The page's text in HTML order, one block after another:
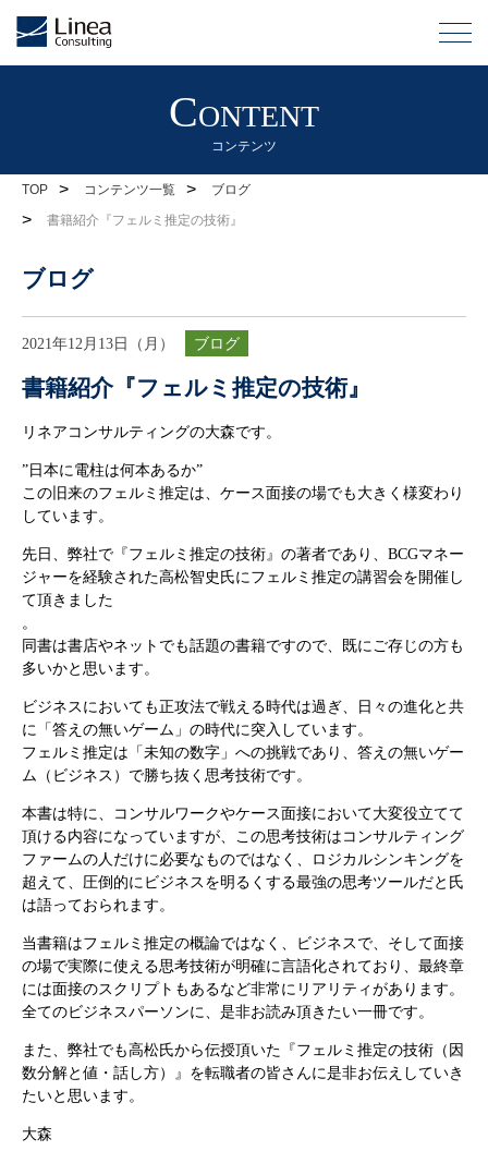
Content
コンテンツ
TOP > コンテンツ一覧 > ブログ
> 書籍紹介『フェルミ推定の技術』
ブログ
2021年12月13日（月） ブログ
書籍紹介『フェルミ推定の技術』
リネアコンサルティングの大森です。
”日本に電柱は何本あるか”
この旧来のフェルミ推定は、ケース面接の場でも大きく様変わり
しています。
先日、弊社で『フェルミ推定の技術』の著者であり、BCGマネー
ジャーを経験された高松智史氏にフェルミ推定の講習会を開催し
て頂きました
。
同書は書店やネットでも話題の書籍ですので、既にご存じの方も
多いかと思います。
ビジネスにおいても正攻法で戦える時代は過ぎ、日々の進化と共
に「答えの無いゲーム」の時代に突入しています。
フェルミ推定は「未知の数字」への挑戦であり、答えの無いゲー
ム（ビジネス）で勝ち抜く思考技術です。
本書は特に、コンサルワークやケース面接において大変役立てて
頂ける内容になっていますが、この思考技術はコンサルティング
ファームの人だけに必要なものではなく、ロジカルシンキングを
超えて、圧倒的にビジネスを明るくする最強の思考ツールだと氏
は語っておられます。
当書籍はフェルミ推定の概論ではなく、ビジネスで、そして面接
の場で実際に使える思考技術が明確に言語化されており、最終章
には面接のスクリプトもあるなど非常にリアリティがあります。
全てのビジネスパーソンに、是非お読み頂きたい一冊です。
また、弊社でも高松氏から伝授頂いた『フェルミ推定の技術（因
数分解と値・話し方）』を転職者の皆さんに是非お伝えしていき
たいと思います。
大森